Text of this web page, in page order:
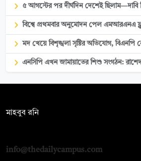
৫ আগস্টের পর দীর্ঘদিন দেশেই ছিলাম—দাবি
বিশ্বে প্রথমবার অনুমোদন পেল এমআরএনএ
মদ খেয়ে বিশৃঙ্খলা সৃষ্টির অভিযোগ, বিএনপি
এনসিপি এখন জামায়াতের শিশু সংগঠন:
মাহবুব রনি
info@thedailycampus.com